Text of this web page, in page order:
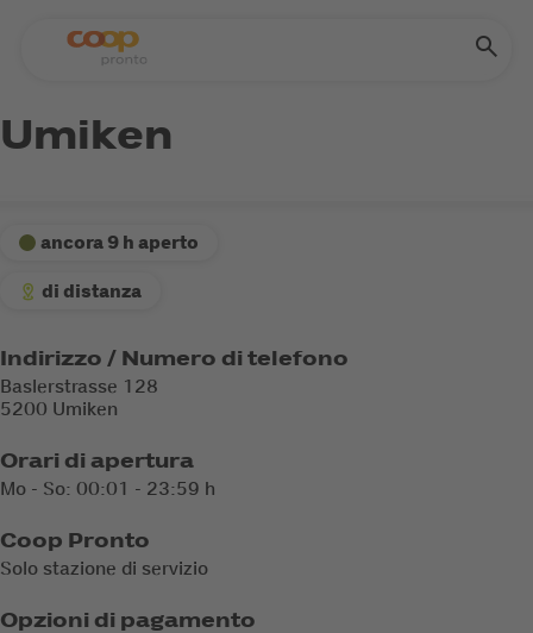
ancora 9 h aperto
Umiken
di distanza
Indirizzo / Numero di telefono
Baslerstrasse 128
5200 Umiken
Orari di apertura
Mo - So: 00:01 - 23:59 h
Coop Pronto
Solo stazione di servizio
Opzioni di pagamento